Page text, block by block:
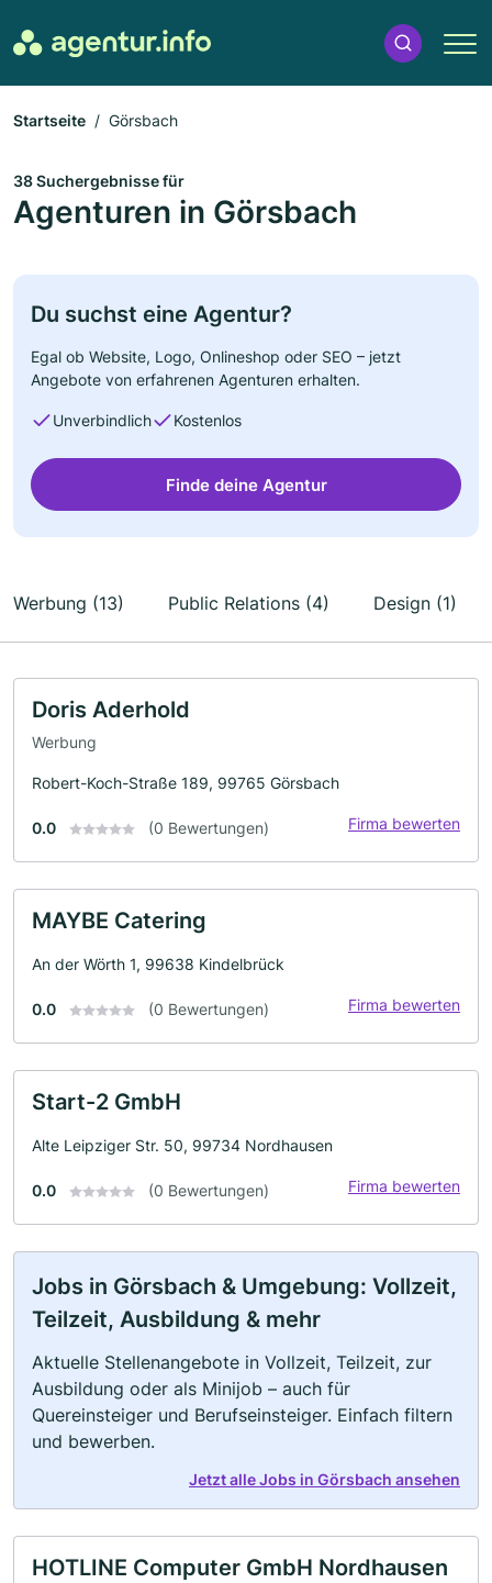
Startseite Görsbach
38 Suchergebnisse für
Agenturen in Görsbach
Du suchst eine Agentur?
Egal ob Website, Logo, Onlineshop oder SEO – jetzt
Angebote von erfahrenen Agenturen erhalten.
Unverbindlich Kostenlos
Finde deine Agentur
Werbung (13) Public Relations (4) Design (1)
Doris Aderhold
Werbung
Robert-Koch-Straße 189, 99765 Görsbach
0.0 (0 Bewertungen) Firma bewerten
MAYBE Catering
An der Wörth 1, 99638 Kindelbrück
0.0 (0 Bewertungen) Firma bewerten
Start-2 GmbH
Alte Leipziger Str. 50, 99734 Nordhausen
0.0 (0 Bewertungen) Firma bewerten
Jobs in Görsbach & Umgebung: Vollzeit,
Teilzeit, Ausbildung & mehr
Aktuelle Stellenangebote in Vollzeit, Teilzeit, zur
Ausbildung oder als Minijob – auch für
Quereinsteiger und Berufseinsteiger. Einfach filtern
und bewerben.
Jetzt alle Jobs in Görsbach ansehen
HOTLINE Computer GmbH Nordhausen